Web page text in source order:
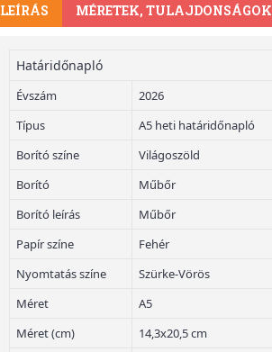
LEÍRÁS MÉRETEK, TULAJDONSÁGOK
Határidőnapló
Évszám
2026
Típus
A5 heti határidőnapló
Borító színe
Világoszöld
Borító
Műbőr
Borító leírás
Műbőr
Papír színe
Fehér
Nyomtatás színe
Szürke-Vörös
Méret
A5
Méret (cm)
14,3x20,5 cm